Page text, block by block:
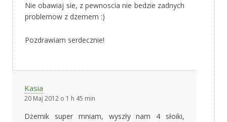
Nie obawiaj sie, z pewnoscia nie bedzie zadnych
problemow z dzemem :)
Pozdrawiam serdecznie!
Kasia
20 Maj 2012 o 1 h 45 min
Dżemik super mniam, wyszły nam 4 słoiki,